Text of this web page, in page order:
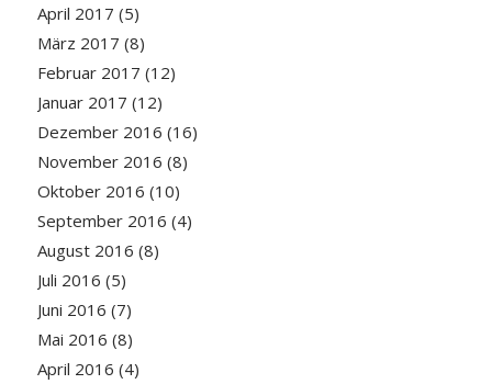
April 2017 (5)
März 2017 (8)
Februar 2017 (12)
Januar 2017 (12)
Dezember 2016 (16)
November 2016 (8)
Oktober 2016 (10)
September 2016 (4)
August 2016 (8)
Juli 2016 (5)
Juni 2016 (7)
Mai 2016 (8)
April 2016 (4)